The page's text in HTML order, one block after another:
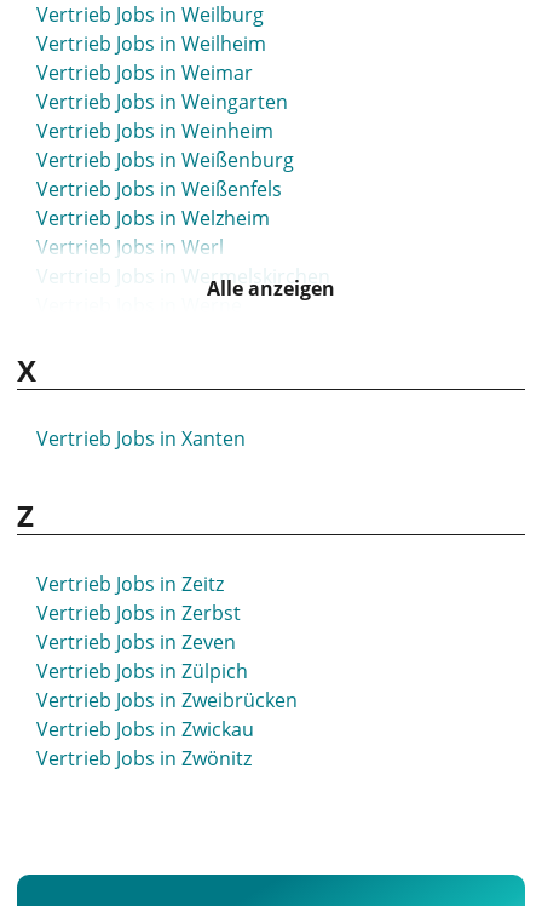
Vertrieb Jobs in Weilburg
Vertrieb Jobs in Weilheim
Vertrieb Jobs in Weimar
Vertrieb Jobs in Weingarten
Vertrieb Jobs in Weinheim
Vertrieb Jobs in Weißenburg
Vertrieb Jobs in Weißenfels
Vertrieb Jobs in Welzheim
Vertrieb Jobs in Werl
Vertrieb Jobs in Wermelskirchen
Vertrieb Jobs in Wesel
Vertrieb Jobs in Wesseling
Vertrieb Jobs in Weyhe
Vertrieb Jobs in Wiesbaden
Vertrieb Jobs in Wiesloch
Vertrieb Jobs in Wiesmoor
Vertrieb Jobs in Wildau
Vertrieb Jobs in Wildeshausen
Vertrieb Jobs in Wilhelmshaven
Vertrieb Jobs in Willershausen
Alle anzeigen
X
Vertrieb Jobs in Xanten
Z
Vertrieb Jobs in Zeitz
Vertrieb Jobs in Zerbst
Vertrieb Jobs in Zeven
Vertrieb Jobs in Zülpich
Vertrieb Jobs in Zweibrücken
Vertrieb Jobs in Zwickau
Vertrieb Jobs in Zwönitz